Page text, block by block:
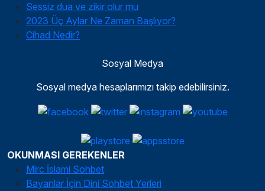
Sessiz dua ve zikir olur mu
2023 Üç Aylar Ne Zaman Başlıyor?
Cihad Nedir?
Sosyal Medya
Sosyal medya hesaplarımızı takip edebilirsiniz.
OKUNMASI GEREKENLER
Mirc İslami Sohbet
Bayanlar İçin Dini Sohbet Yerleri